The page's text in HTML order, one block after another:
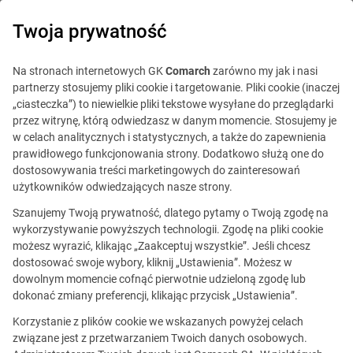
Front‑End Developer
(Agentic AI)
Twoja prywatność
Na stronach internetowych GKComarch zarówno my jak i nasi
partnerzy stosujemy pliki cookie i targetowanie. Pliki cookie (inaczej
„ciasteczka”) to niewielkie pliki tekstowe wysyłane do przeglądarki
przez witrynę, którą odwiedzasz w danym momencie. Stosujemy je
w celach analitycznych i statystycznych, a także do zapewnienia
prawidłowego funkcjonowania strony. Dodatkowo służą one do
dostosowywania treści marketingowych do zainteresowań
użytkowników odwiedzających nasze strony.
Szanujemy Twoją prywatność, dlatego pytamy o Twoją zgodę na
wykorzystywanie powyższych technologii. Zgodę na pliki cookie
możesz wyrazić, klikając „Zaakceptuj wszystkie”. Jeśli chcesz
dostosować swoje wybory, kliknij „Ustawienia”. Możesz w
dowolnym momencie cofnąć pierwotnie udzieloną zgodę lub
dokonać zmiany preferencji, klikając przycisk „Ustawienia”.
Korzystanie z plików cookie we wskazanych powyżej celach
związane jest z przetwarzaniem Twoich danych osobowych.